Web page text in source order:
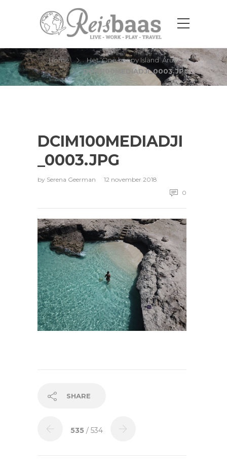
Home
Het ‘One happy Island’ Aruba ☀
DCIM100MEDIADJI_0003.JPG
DCIM100MEDIADJI
_0003.JPG
by Serena Geerman
12 november 2018
0
SHARE
535 / 534